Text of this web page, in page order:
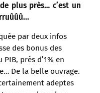
plus près… c’est un
.
par deux infos
des bonus des
près d’1% en
De la belle ouvrage.
adeptes